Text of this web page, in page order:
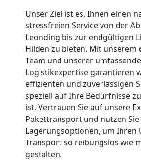
Unser Ziel ist es, Ihnen einen
stressfreien Service von der
Leonding bis zur endgültigen
Hilden zu bieten. Mit unserem
Team und unserer
Logistikexpertise garantieren
effizienten und zuverlässigen
speziell auf Ihre Bedürfnisse
ist. Vertrauen Sie auf unsere
Pakettransport und nutzen
Lagerungsoptionen, um Ihren
Transport so reibungslos wie
gestalten.